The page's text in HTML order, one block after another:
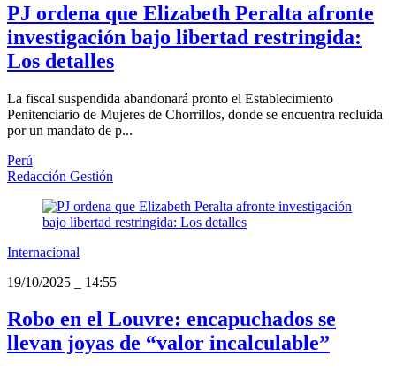
PJ ordena que Elizabeth Peralta afronte
investigación bajo libertad restringida:
Los detalles
La fiscal suspendida abandonará pronto el Establecimiento
Penitenciario de Mujeres de Chorrillos, donde se encuentra recluida
por un mandato de p...
Perú
Redacción Gestión
Internacional
19/10/2025
14:55
Robo en el Louvre: encapuchados se
llevan joyas de “valor incalculable”